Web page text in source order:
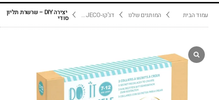
עמוד הבית המותגים שלנו דג'קו-DJECO נימיגו יצירה DIY – שרשרת תליון
סודי